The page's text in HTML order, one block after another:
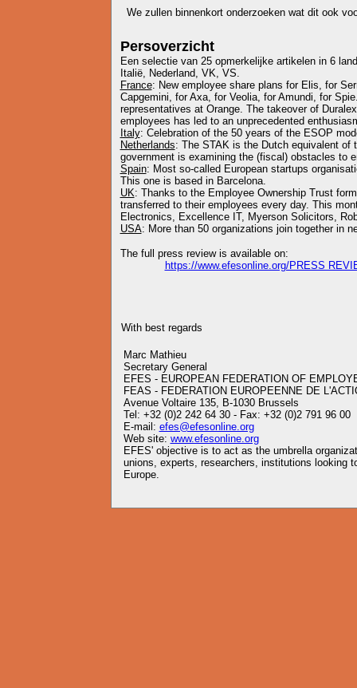
We zullen binnenkort onderzoeken wat dit ook
Persoverzicht
Een selectie van 25 opmerkelijke artikelen in 6
Italië, Nederland, VK, VS.
France: New employee share plans for Elis, for
Capgemini, for Axa, for Veolia, for Amundi, for
representatives at Orange. The takeover of
employees has led to an unprecedented
Italy: Celebration of the 50 years of the ESOP
Netherlands: The STAK is the Dutch equivalent of
government is examining the (fiscal) obstacles to
Spain: Most so-called European startups
This one is based in Barcelona.
UK: Thanks to the Employee Ownership Trust
transferred to their employees every day. This
Electronics, Excellence IT, Myerson Solicitors,
USA: More than 50 organizations join together in
The full press review is available on:
https://www.efesonline.org/PRESS
With best regards
Marc Mathieu
Secretary General
EFES - EUROPEAN FEDERATION OF
FEAS - FEDERATION EUROPEENNE DE
Avenue Voltaire 135, B-1030 Brussels
Tel: +32 (0)2 242 64 30 - Fax: +32 (0)2 791 96 00
E-mail: efes@efesonline.org
Web site: www.efesonline.org
EFES' objective is to act as the umbrella
unions, experts, researchers, institutions looking
Europe.